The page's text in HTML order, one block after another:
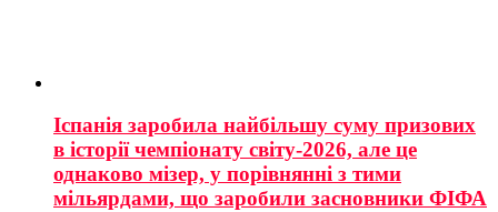
Іспанія заробила найбільшу суму призових
в історії чемпіонату світу-2026, але це
однаково мізер, у порівнянні з тими
мільярдами, що заробили засновники ФІФА